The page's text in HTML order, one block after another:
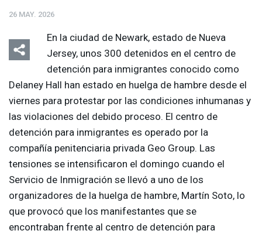
26 MAY. 2026
En la ciudad de Newark, estado de Nueva
Jersey, unos 300 detenidos en el centro de
detención para inmigrantes conocido como
Delaney Hall han estado en huelga de hambre desde el
viernes para protestar por las condiciones inhumanas y
las violaciones del debido proceso. El centro de
detención para inmigrantes es operado por la
compañía penitenciaria privada Geo Group. Las
tensiones se intensificaron el domingo cuando el
Servicio de Inmigración se llevó a uno de los
organizadores de la huelga de hambre, Martín Soto, lo
que provocó que los manifestantes que se
encontraban frente al centro de detención para